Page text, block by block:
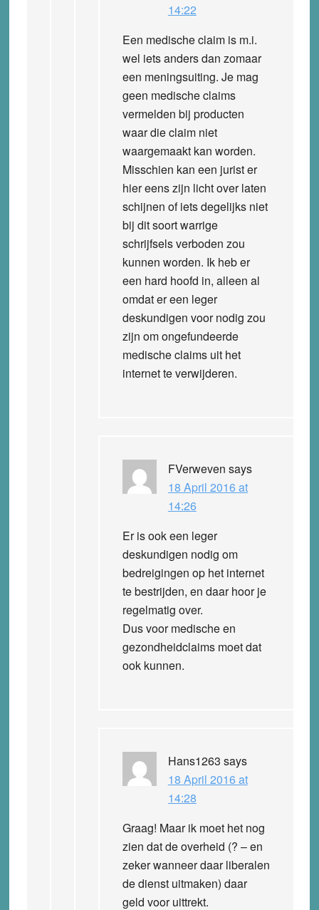
14:22
Een medische claim is m.i.
wel iets anders dan zomaar
een meningsuiting. Je mag
geen medische claims
vermelden bij producten
waar die claim niet
waargemaakt kan worden.
Misschien kan een jurist er
hier eens zijn licht over laten
schijnen of iets degelijks niet
bij dit soort warrige
schrijfsels verboden zou
kunnen worden. Ik heb er
een hard hoofd in, alleen al
omdat er een leger
deskundigen voor nodig zou
zijn om ongefundeerde
medische claims uit het
internet te verwijderen.
FVerweven says
18 April 2016 at
14:26
Er is ook een leger
deskundigen nodig om
bedreigingen op het internet
te bestrijden, en daar hoor je
regelmatig over.
Dus voor medische en
gezondheidclaims moet dat
ook kunnen.
Hans1263 says
18 April 2016 at
14:28
Graag! Maar ik moet het nog
zien dat de overheid (? – en
zeker wanneer daar liberalen
de dienst uitmaken) daar
geld voor uittrekt.